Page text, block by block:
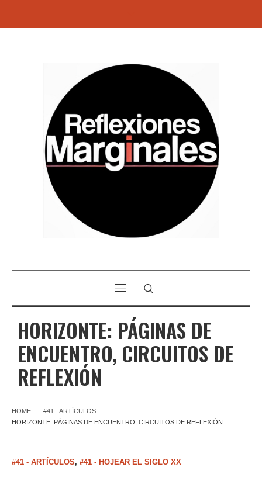
HORIZONTE: PÁGINAS DE
ENCUENTRO, CIRCUITOS DE
REFLEXIÓN
HOME
#41 - ARTÍCULOS
HORIZONTE: PÁGINAS DE ENCUENTRO, CIRCUITOS DE REFLEXIÓN
#41 - ARTÍCULOS, #41 - HOJEAR EL SIGLO XX